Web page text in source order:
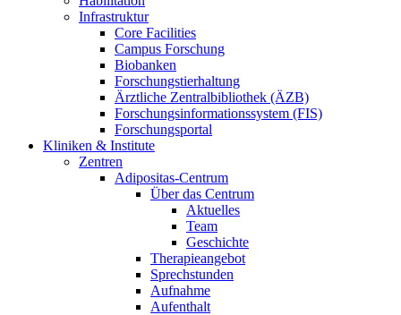
Infrastruktur
Core Facilities
Campus Forschung
Biobanken
Forschungstierhaltung
Ärztliche Zentralbibliothek (ÄZB)
Forschungsinformationssystem (FIS)
Forschungsportal
Kliniken & Institute
Zentren
Adipositas-Centrum
Über das Centrum
Aktuelles
Team
Geschichte
Therapieangebot
Sprechstunden
Aufnahme
Aufenthalt